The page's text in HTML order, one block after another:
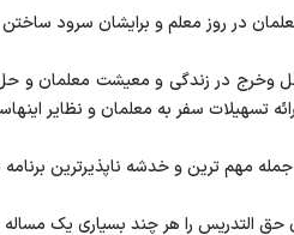
در روز معلم و برایشان سرود
وخرج در زندگی و معیشت معلمان و
تسهیلات سفر به معلمان و نظایر
جمله مهم ترین و خدشه ناپذیرترین
التدریس را هر چند بسیاری یک مساله